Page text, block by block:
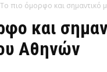
Το πιο όμορφο και
και
Αθηνών